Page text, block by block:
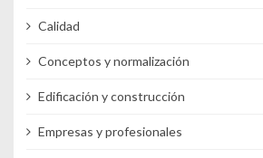
Calidad
Conceptos y normalización
Edificación y construcción
Empresas y profesionales